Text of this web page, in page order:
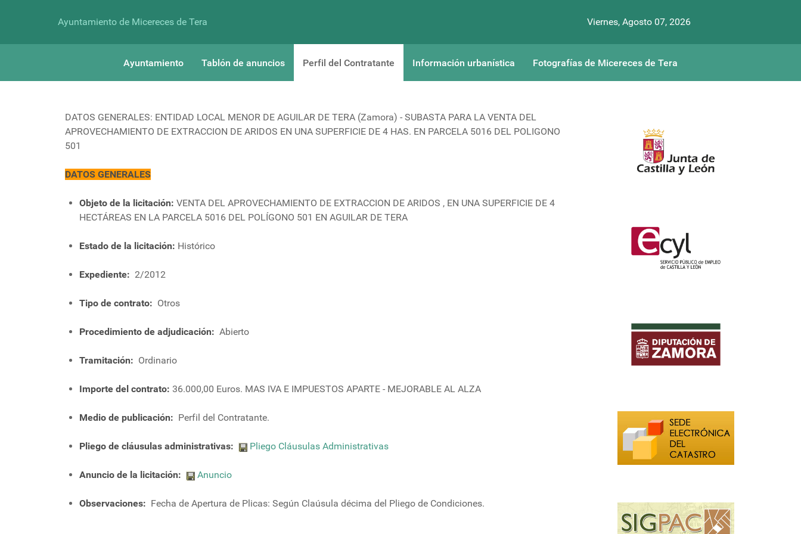
Ayuntamiento de Micereces de Tera Viernes, Agosto 07, 2026
Ayuntamiento Tablón de anuncios Perfil del Contratante Información urbanística Fotografías de Micereces de Tera
DATOS GENERALES: ENTIDAD LOCAL MENOR DE AGUILAR DE TERA (Zamora) - SUBASTA PARA LA VENTA DEL
APROVECHAMIENTO DE EXTRACCION DE ARIDOS EN UNA SUPERFICIE DE 4 HAS. EN PARCELA 5016 DEL POLIGONO
501
DATOS GENERALES
Objeto de la licitación: VENTA DEL APROVECHAMIENTO DE EXTRACCION DE ARIDOS , EN UNA SUPERFICIE DE 4
HECTÁREAS EN LA PARCELA 5016 DEL POLÍGONO 501 EN AGUILAR DE TERA
Estado de la licitación: Histórico
Expediente: 2/2012
Tipo de contrato: Otros
Procedimiento de adjudicación: Abierto
Tramitación: Ordinario
Importe del contrato: 36.000,00 Euros. MAS IVA E IMPUESTOS APARTE - MEJORABLE AL ALZA
Medio de publicación: Perfil del Contratante.
Pliego de cláusulas administrativas: Pliego Cláusulas Administrativas
Anuncio de la licitación: Anuncio
Observaciones: Fecha de Apertura de Plicas: Según Claúsula décima del Pliego de Condiciones.